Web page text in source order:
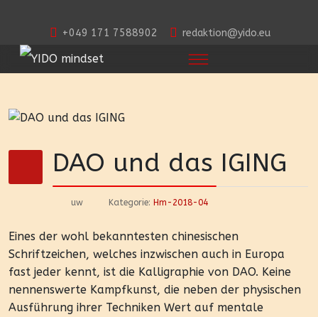
+049 171 7588902 redaktion@yido.eu
DAO und das IGING
uw Kategorie: Hm-2018-04
Eines der wohl bekanntesten chinesischen
Schriftzeichen, welches inzwischen auch in Europa
fast jeder kennt, ist die Kalligraphie von DAO. Keine
nennenswerte Kampfkunst, die neben der physischen
Ausführung ihrer Techniken Wert auf mentale